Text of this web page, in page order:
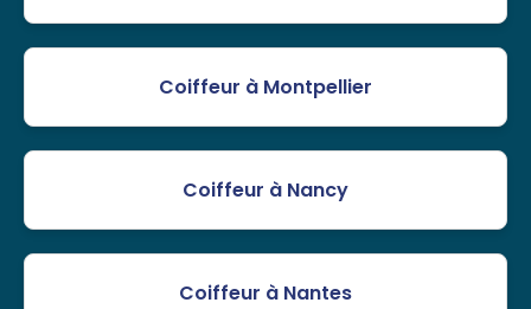
Coiffeur à Montpellier
Coiffeur à Nancy
Coiffeur à Nantes